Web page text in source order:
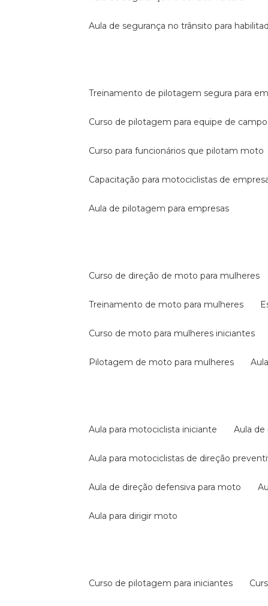
aula de segurança no trânsito para
treinamento de pilotagem segura para
curso de pilotagem para equipe de campo
curso para funcionários que pilotam moto
capacitação para motociclistas de
aula de pilotagem para empresas
curso de direção de moto para mulheres
treinamento de moto para mulheres
curso de moto para mulheres iniciantes
pilotagem de moto para mulheres
aula para motociclista iniciante aula
aula para motociclistas de direção
aula de direção defensiva para moto
aula para dirigir moto
curso de pilotagem para iniciantes